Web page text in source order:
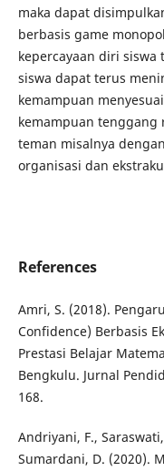
maka dapat
berbasis game
kepercayaan diri
siswa dapat terus
kemampuan
kemampuan tenggang
teman misalnya
organisasi dan
References
Amri, S. (2018).
Confidence) Berbasis
Prestasi Belajar
Bengkulu. Jurnal
168.
Andriyani, F.,
Sumardani, D. (2020).